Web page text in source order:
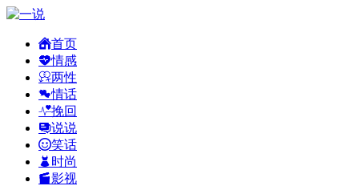
首页
情感
两性
情话
挽回
说说
笑话
时尚
影视